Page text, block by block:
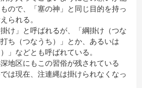
ので、「塞の神」と同じ目的を持っ
られる。
け」と呼ばれるが、「綱掛け（つな
ち（つなうち）」とか、あるいは
」などとも呼ばれている。
地区にもこの習俗が残されている
は現在、注連縄は掛けられなくなっ